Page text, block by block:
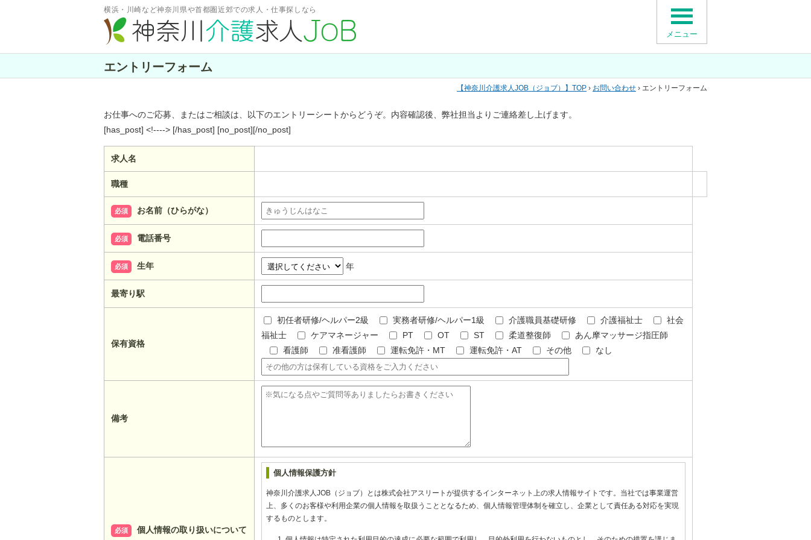
横浜・川崎など神奈川県や首都圏近郊での求人・仕事探しなら
メニュー
エントリーフォーム
神奈川介護求人JOB（ジョブ） TOP › お問い合わせ › エントリーフォーム
お仕事へのご応募、またはご相談は、以下のエントリーシートからどうぞ。内容確認後、弊社担当よりご連絡差し上げます。
[has_post] <!----> [/has_post] [no_post][/no_post]
求人名
職種
必須 お名前（ひらがな）
必須 電話番号
必須 生年 年
最寄り駅
保有資格
初任者研修/ヘルパー2級 実務者研修/ヘルパー1級 介護職員基礎研修 介護福祉士
社会
福祉士
ケアマネージャー PT OT ST 柔道整復師
あん摩マッサージ指圧師
看護師
准看護師 運転免許・MT 運転免許・AT その他 なし
備考
必須 個人情報の取り扱いについて
個人情報保護方針
神奈川介護求人JOB（ジョブ）とは株式会社アスリートが提供するインターネット上の求人情報サイトです。当社では事業運営
上、多くのお客様や利用企業の個人情報を取扱うこととなるため、個人情報管理体制を確立し、企業として責任ある対応を実現
するものとします。